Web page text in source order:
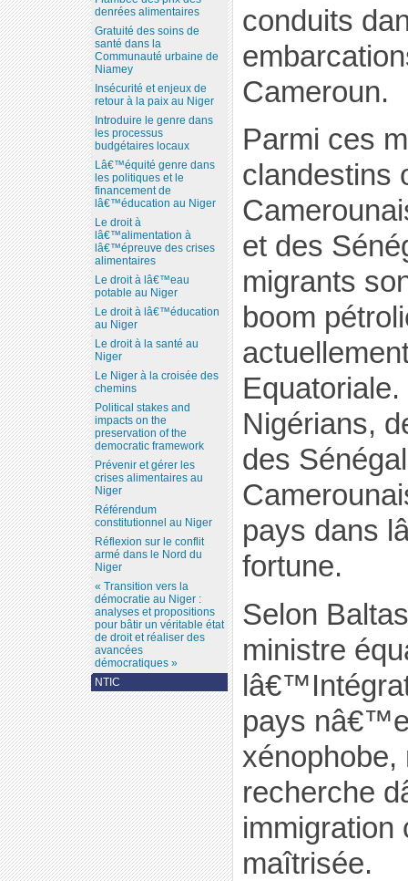
conduits
Cameroun.
Parmi ces
clandestins
et des
migrants
boom
Nigérians,
des
pays dans
fortune.
Selon
ministre
pays
xénophobe,
recherche
immigration
maîtrisée.
denrées alimentaires
Gratuité des soins de
santé dans la
Communauté urbaine de
Niamey
Insécurité et enjeux de
retour à la paix au Niger
Introduire le genre dans
les processus
budgétaires locaux
Lâ€™équité genre dans
les politiques et le
financement de
lâ€™éducation au Niger
Le droit à
lâ€™alimentation à
lâ€™épreuve des crises
alimentaires
Le droit à lâ€™eau
potable au Niger
Le droit à lâ€™éducation
au Niger
Le droit à la santé au
Niger
Le Niger à la croisée des
chemins
Political stakes and
impacts on the
preservation of the
democratic framework
Prévenir et gérer les
crises alimentaires au
Niger
Référendum
constitutionnel au Niger
Réflexion sur le conflit
armé dans le Nord du
Niger
« Transition vers la
démocratie au Niger :
analyses et propositions
pour bâtir un véritable état
de droit et réaliser des
avancées
démocratiques »
NTIC